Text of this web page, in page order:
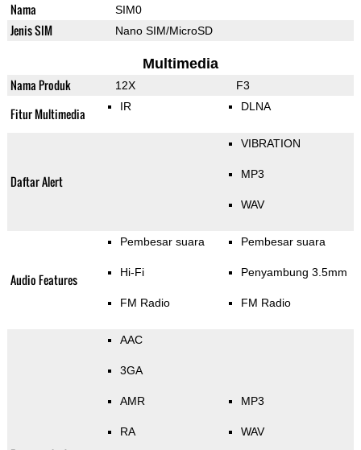
Nama SIM0
Jenis SIM Nano SIM/MicroSD
Multimedia
Nama Produk 12X F3
Fitur Multimedia IR DLNA
Daftar Alert
VIBRATION
MP3
WAV
Audio Features
Pembesar suara
Hi-Fi
FM Radio
Pembesar suara
Penyambung 3.5mm
FM Radio
AAC
3GA
AMR
RA
MP3
WAV